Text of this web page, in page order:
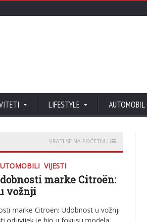
LIFESTYLE AUTOMOBIL
VRATI SE NA POČETNU
VIJESTI
marke Citroën:
vožnji
marke Citroën: Udobnost u vožnji